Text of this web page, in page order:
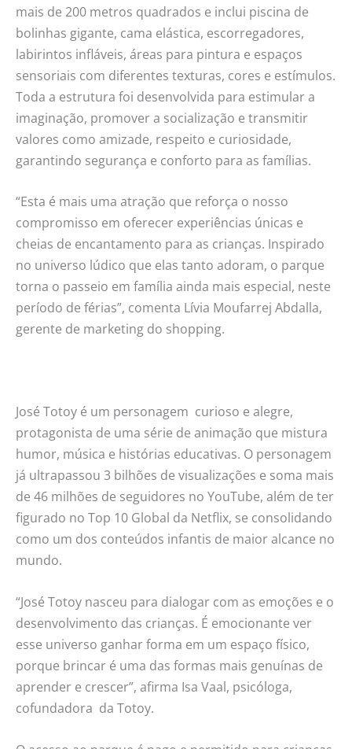
mais de 200 metros quadrados e inclui piscina de
bolinhas gigante, cama elástica, escorregadores,
labirintos infláveis, áreas para pintura e espaços
sensoriais com diferentes texturas, cores e estímulos.
Toda a estrutura foi desenvolvida para estimular a
imaginação, promover a socialização e transmitir
valores como amizade, respeito e curiosidade,
garantindo segurança e conforto para as famílias.
“Esta é mais uma atração que reforça o nosso
compromisso em oferecer experiências únicas e
cheias de encantamento para as crianças. Inspirado
no universo lúdico que elas tanto adoram, o parque
torna o passeio em família ainda mais especial, neste
período de férias”, comenta Lívia Moufarrej Abdalla,
gerente de marketing do shopping.
José Totoy é um personagem curioso e alegre,
protagonista de uma série de animação que mistura
humor, música e histórias educativas. O personagem
já ultrapassou 3 bilhões de visualizações e soma mais
de 46 milhões de seguidores no YouTube, além de ter
figurado no Top 10 Global da Netflix, se consolidando
como um dos conteúdos infantis de maior alcance no
mundo.
“José Totoy nasceu para dialogar com as emoções e o
desenvolvimento das crianças. É emocionante ver
esse universo ganhar forma em um espaço físico,
porque brincar é uma das formas mais genuínas de
aprender e crescer”, afirma Isa Vaal, psicóloga,
cofundadora da Totoy.